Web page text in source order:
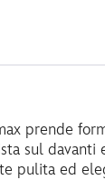
prende
sul
pulita ed